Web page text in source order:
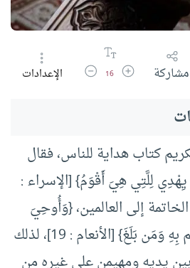
مشاركة زيادة حجم الخط
16 تقليل حجم الخط
الإعدادات
كتاب هداية للناس، فقال
يِهْدِي لِلَّتِي هِيَ أَقْوَمُ} [الإسراء :
إلى العالمين، {وَأُوحِيَ
إِلَيَّ هَذَا الْقُرْآنُ لأُنذِرَكُم بِهِ وَمَن بَلَغَ} [الأنعام : 19]، لذلك
يديه ومهيمن على غيره من